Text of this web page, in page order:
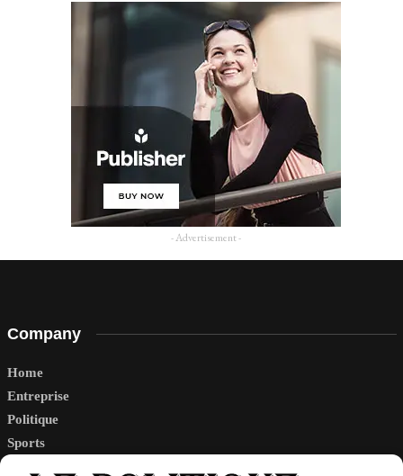
- Advertisement -
Company
Home
Entreprise
Politique
Sports